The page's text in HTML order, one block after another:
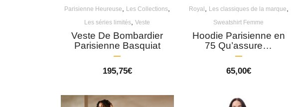
Parisienne Heureuse
Les Collections
Les séries limités ,Veste
Veste De Bombardier
Parisienne Basquiat
195,75€
Royal
Les classiques de la marque
Sweatshirt Femme
Hoodie Parisienne en
75 Qu’assure…
65,00€